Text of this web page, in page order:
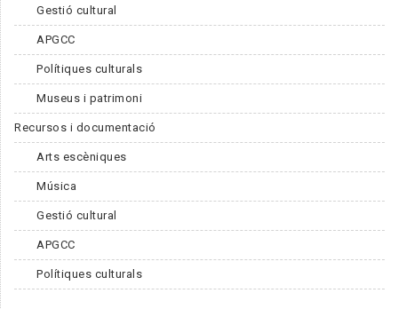
Gestió cultural
APGCC
Polítiques culturals
Museus i patrimoni
Recursos i documentació
Arts escèniques
Música
Gestió cultural
APGCC
Polítiques culturals